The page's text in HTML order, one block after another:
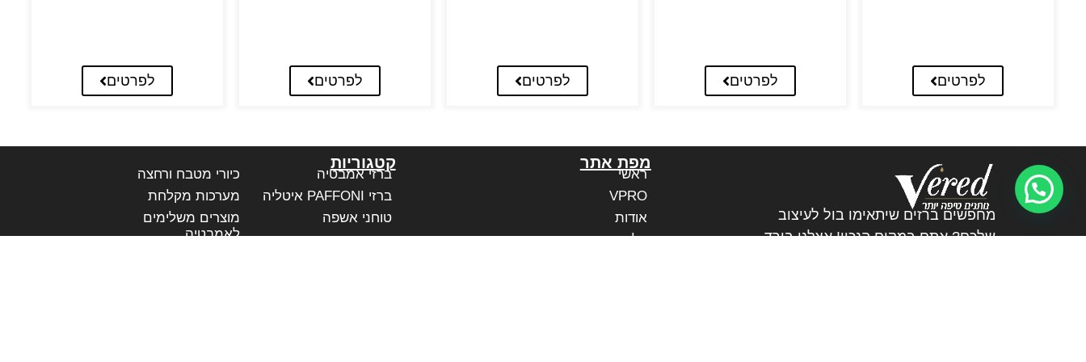
לפרטים לפרטים לפרטים לפרטים לפרטים
מחפשים ברזים שיתאימו בול לעיצוב
שלכם? אתם במקום הנכון! אצלנו בורד
מפת אתר
ראשי
VPRO
אודות
בלוג
קטגוריות
ברזי אמבטיה
ברזי PAFFONI איטליה
טוחני אשפה
כיורי מטבח ורחצה
מערכות מקלחת
מוצרים משלימים
לאמבטיה